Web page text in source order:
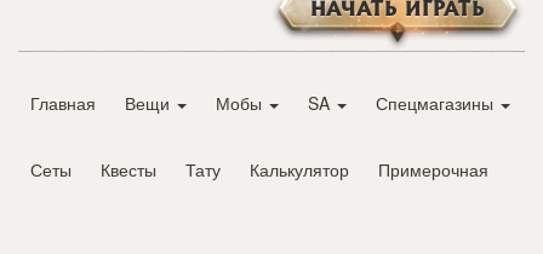
НАЧАТЬ ИГРАТЬ
Главная Вещи Мобы SA Спецмагазины
Сеты Квесты Тату Калькулятор Примерочная